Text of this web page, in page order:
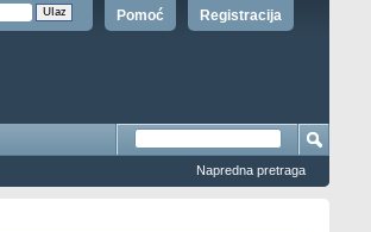
Registracija
Pomoć
Napredna pretraga